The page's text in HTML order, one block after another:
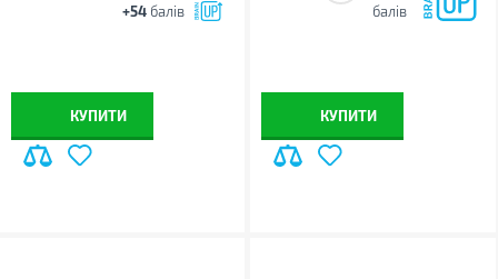
+54 балів
КУПИТИ
балів
КУПИТИ